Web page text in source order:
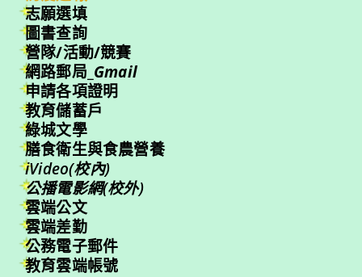
志願選填
圖書查詢
營隊/活動/競賽
網路郵局_ Gmail
申請各項證明
教育儲蓄戶
綠城文學
膳食衛生與食農營養
iVideo(校內)
公播電影網(校外)
雲端公文
雲端差勤
公務電子郵件
教育雲端帳號